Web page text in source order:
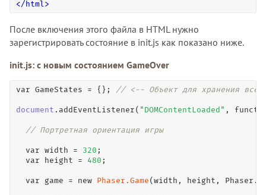
</html >
После включения этого файла в HTML нужно
зарегистрировать состояние в init.js как показано ниже.
init.js: с новым состоянием GameOver
var GameStates = {}; // <-- Объект для хранения всех
document . addEventListener ( "DOMContentLoaded" ,
// Портретная ориентация игры
var width = 320 ;
var height = 480 ;
var game = new Phaser.Game (width, height,